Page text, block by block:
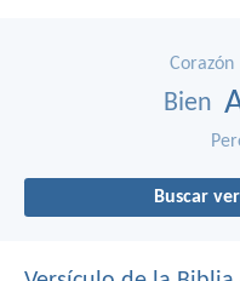
Corazón
Bien
Buscar